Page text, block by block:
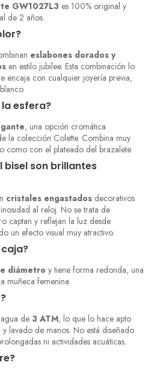
GW1027L3 es 100% original y
de 2 años.
eslabones dorados y
en estilo jubilee. Esta combinación lo
encaja con cualquier joyería previa,
la esfera?
, una opción cromática
la colección Colette. Combina muy
como con el plateado del brazalete.
bisel son brillantes
cristales engastados decorativos
al reloj. No se trata de
captan y reflejan la luz desde
un efecto visual muy atractivo.
diámetro y tiene forma redonda, una
muñeca femenina.
de 3 ATM, lo que lo hace apto
lavado de manos. No está diseñado
ni actividades acuáticas.